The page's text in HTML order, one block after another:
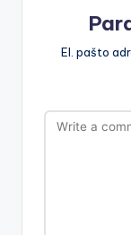
El. pašto